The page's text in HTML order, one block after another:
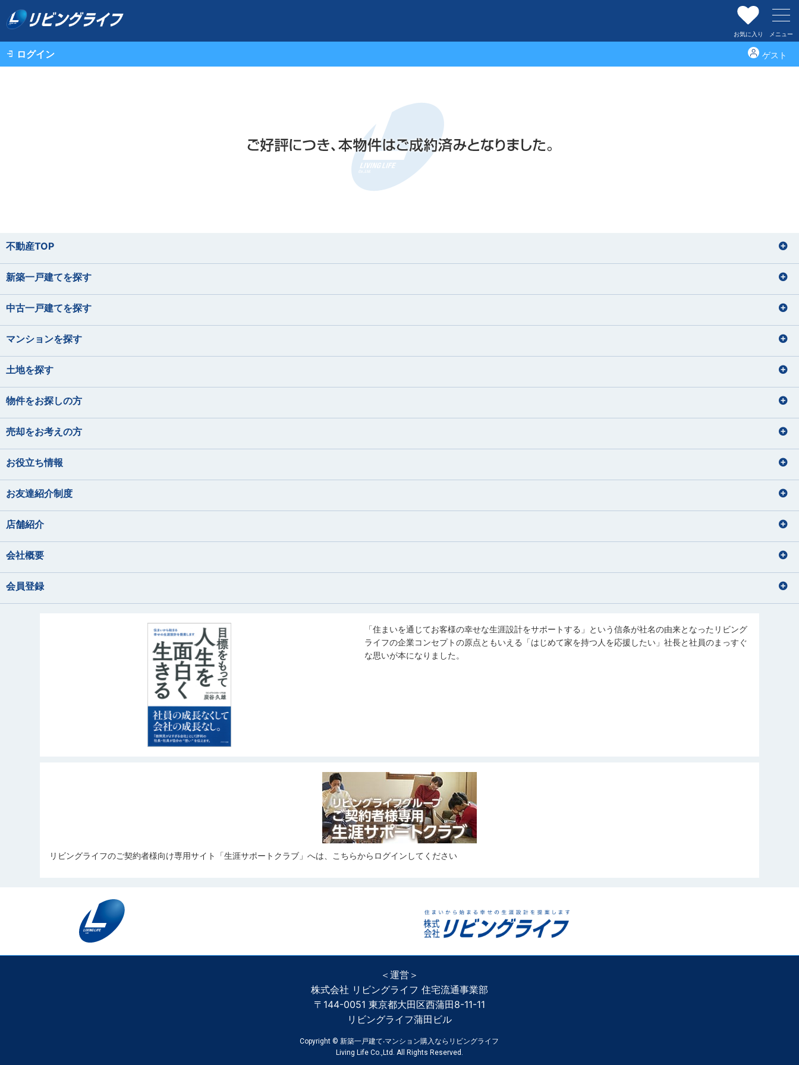
お気に入り メニュー
ログイン ゲスト
不動産TOP
新築一戸建てを探す
中古一戸建てを探す
マンションを探す
土地を探す
物件をお探しの方
売却をお考えの方
お役立ち情報
お友達紹介制度
店舗紹介
会社概要
会員登録
「住まいを通じてお客様の幸せな生涯設計をサポートする」という信条が社名の由来となったリビング
ライフの企業コンセプトの原点ともいえる「はじめて家を持つ人を応援したい」社長と社員のまっすぐ
な思いが本になりました。
リビングライフのご契約者様向け専用サイト「生涯サポートクラブ」へは、こちらからログインしてください
＜運営＞
株式会社 リビングライフ 住宅流通事業部
〒144-0051 東京都大田区西蒲田8-11-11
リビングライフ蒲田ビル
Copyright ©新築一戸建て‧マンション購入ならリビングライフ
Living Life Co.,Ltd. All Rights Reserved.